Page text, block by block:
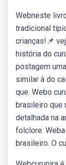
Webneste
tradicional
crianças!📌
história do
postagem
similar à do
que. Webo
brasileiro que
detalhada na
folclore.
brasileiro. O